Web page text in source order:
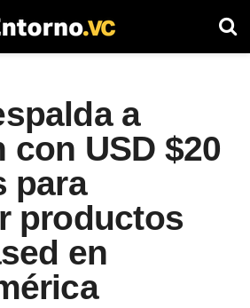
a
con USD $20
para
productos
en